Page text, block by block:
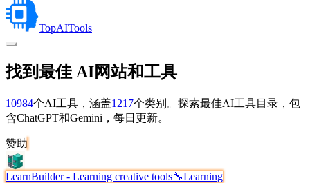
TopAITools
找到最佳 AI网站和工具
10984个AI工具，涵盖1217个类别。探索最佳AI工具目录，包
含ChatGPT和Gemini，每日更新。
赞助
LearnBuilder - Learning creative tools🔧Learning